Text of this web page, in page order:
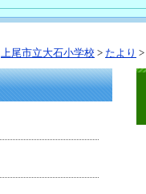
上尾市立大石小学校 > たより >